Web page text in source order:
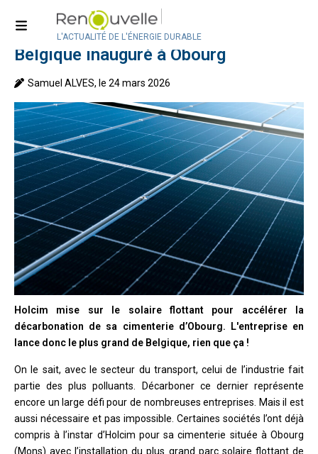
L'ACTUALITÉ DE L'ÉNERGIE DURABLE
Le plus grand parc solaire flottant de
Belgique inauguré à Obourg
Samuel ALVES, le 24 mars 2026
Holcim mise sur le solaire flottant pour accélérer la
décarbonation de sa cimenterie d’Obourg. L'entreprise en
lance donc le plus grand de Belgique, rien que ça !
On le sait, avec le secteur du transport, celui de l’industrie fait
partie des plus polluants. Décarboner ce dernier représente
encore un large défi pour de nombreuses entreprises. Mais il est
aussi nécessaire et pas impossible. Certaines sociétés l’ont déjà
compris à l’instar d’Holcim pour sa cimenterie située à Obourg
(Mons) avec l’installation du plus grand parc solaire flottant de